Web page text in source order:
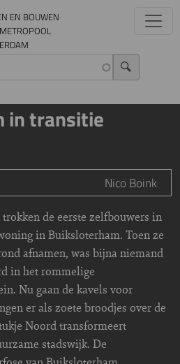
EN BOUWEN
in transitie
Nico Boink
de eerste zelfbouwers in
in Buiksloterham. Toen ze
afnamen, was bijna niemand
in het rommelige
Nu gaan de kavels voor
er als zoete broodjes over de
Noord transformeert
stadswijk. De